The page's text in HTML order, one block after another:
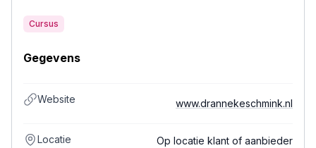
Cursus
Gegevens
Website www.drannekeschmink.nl
Locatie Op locatie klant of aanbieder